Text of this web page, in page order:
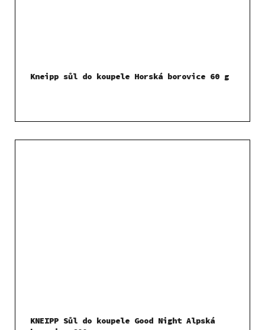
Kneipp sůl do koupele Horská borovice 60 g
KNEIPP Sůl do koupele Good Night Alpská